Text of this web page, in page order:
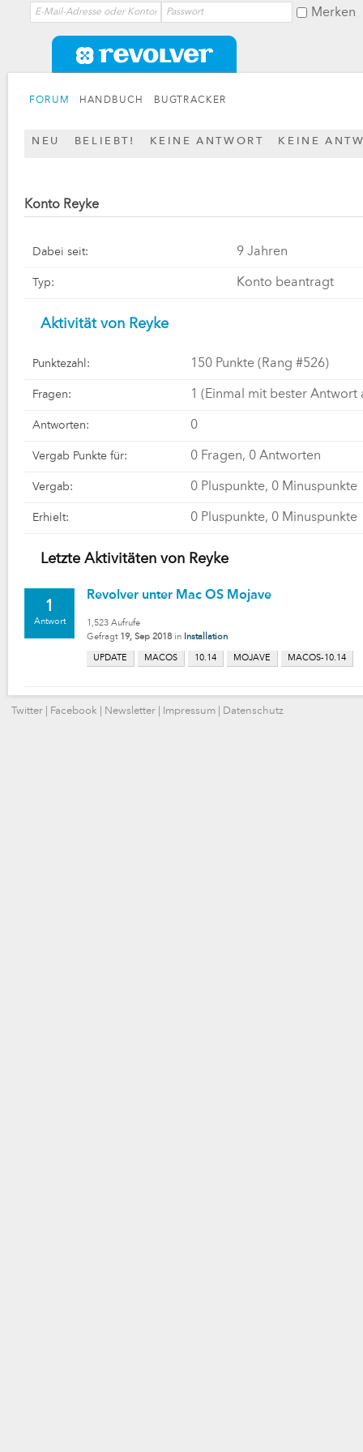
Merken
FORUM HANDBUCH BUGTRACKER
NEU BELIEBT! KEINE ANTWORT KEINE
Konto Reyke
Dabei seit: 9 Jahren
Typ: Konto beantragt
Aktivität von Reyke
Punktezahl: 150 Punkte (Rang #526)
Fragen: 1 (Einmal mit bester Antwort
Antworten: 0
Vergab Punkte für: 0 Fragen, 0 Antworten
Vergab: 0 Pluspunkte, 0 Minuspunkte
Erhielt: 0 Pluspunkte, 0 Minuspunkte
Letzte Aktivitäten von Reyke
1
Antwort
Revolver unter Mac OS Mojave
1,523 Aufrufe
Gefragt 19, Sep 2018 in Installation
UPDATE MACOS 10.14 MOJAVE MACOS-10.14
Twitter Facebook Newsletter Impressum Datenschutz